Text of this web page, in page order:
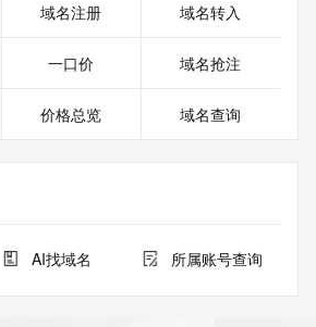
域名注册 域名转入
一口价 域名抢注
价格总览 域名查询
AI找域名 所属账号查询